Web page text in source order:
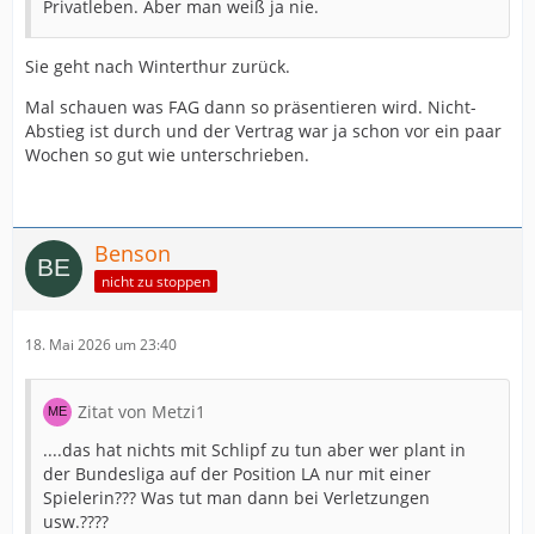
Privatleben. Aber man weiß ja nie.
Sie geht nach Winterthur zurück.
Mal schauen was FAG dann so präsentieren wird. Nicht-
Abstieg ist durch und der Vertrag war ja schon vor ein paar
Wochen so gut wie unterschrieben.
Benson
nicht zu stoppen
18. Mai 2026 um 23:40
Zitat von Metzi1
....das hat nichts mit Schlipf zu tun aber wer plant in
der Bundesliga auf der Position LA nur mit einer
Spielerin??? Was tut man dann bei Verletzungen
usw.????